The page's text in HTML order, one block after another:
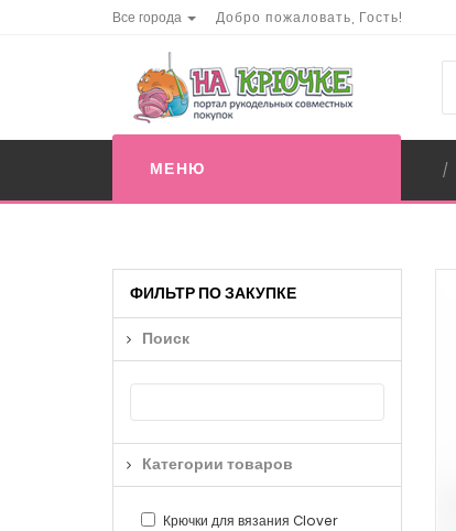
Все города Добро пожаловать, Гость!
МЕНЮ /
ФИЛЬТР ПО ЗАКУПКЕ
Поиск
Категории товаров
Крючки для вязания Clover